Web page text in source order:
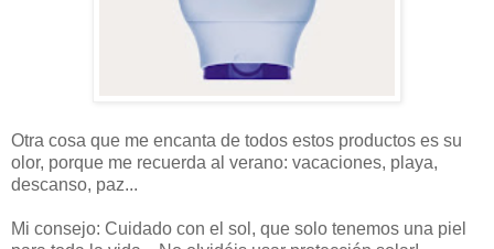
Otra cosa que me encanta de todos estos productos es su
olor, porque me recuerda al verano: vacaciones, playa,
descanso, paz...
Mi consejo: Cuidado con el sol, que solo tenemos una piel